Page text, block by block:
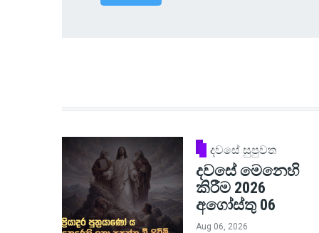
දවසේ සුපුවත
දවසේ මෙනෙහි
කිරීම 2026
අගෝස්තු 06
Aug 06, 2026